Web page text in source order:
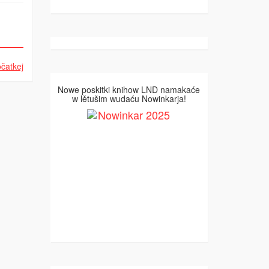
Nowe poskitki knihow LND namakaće
w lětušim wudaću Nowinkarja!